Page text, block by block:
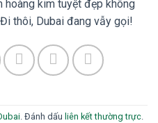
kim tuyệt đẹp không
thôi, Dubai đang vẫy gọi!
. Đánh dấu liên kết thường trực.